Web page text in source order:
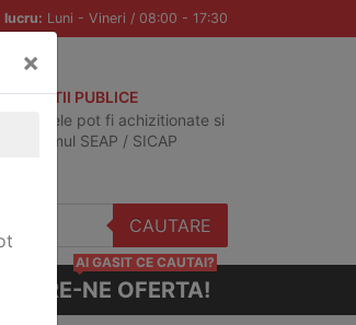
lucru: Luni - Vineri / 08:00 - 17:30
ACHIZITII PUBLICE
Produsele pot fi achizitionate si
in sistemul SEAP / SICAP
CAUTARE
CERE-NE OFERTA!
AI GASIT CE CAUTAI?
×